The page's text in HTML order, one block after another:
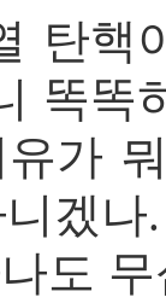
탄
똑똑
가
겠
도